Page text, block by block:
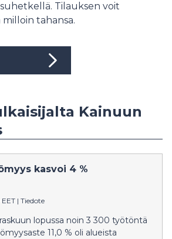
Tilauksen voit
tahansa.
Kainuun
kasvoi 4 %
| Tiedote
lopussa noin 3 300 työtöntä
11,0 % oli alueista